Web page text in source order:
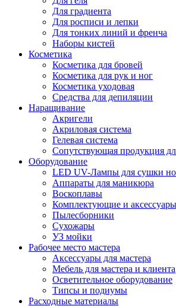
Для градиента
Для росписи и лепки
Для тонких линий и френча
Наборы кистей
Косметика
Косметика для бровей
Косметика для рук и ног
Косметика уходовая
Средства для депиляции
Наращивание
Акригели
Акриловая система
Гелевая система
Сопутствующая продукция
Оборудование
LED UV-Лампы для сушки
Аппараты для маникюра
Воскоплавы
Комплектующие и
Пылесборники
Сухожары
УЗ мойки
Рабочее место мастера
Аксессуары для мастера
Мебель для мастера и клиента
Осветительное оборудование
Типсы и подиумы
Расходные материалы